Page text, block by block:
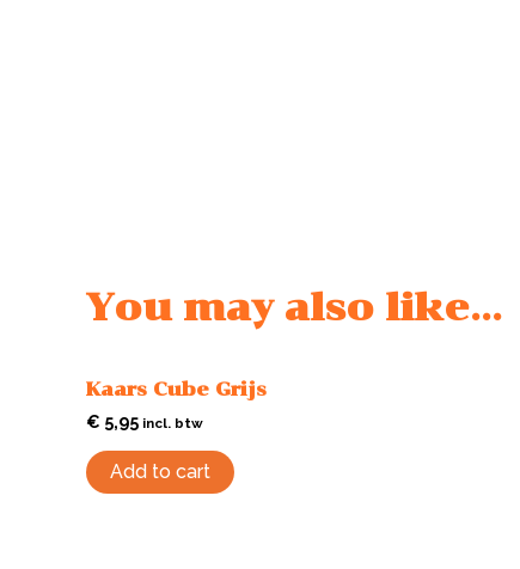
You may also like…
Kaars Cube Grijs
€ 5,95 incl. btw
Add to cart